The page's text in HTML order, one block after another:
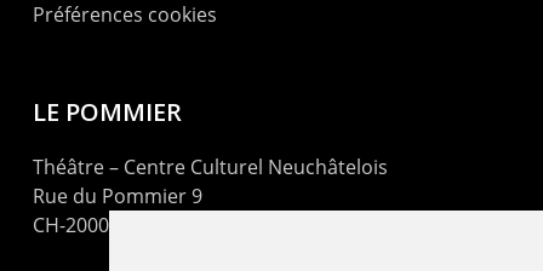
Préférences cookies
LE POMMIER
Théâtre – Centre Culturel Neuchâtelois
Rue du Pommier 9
CH-2000 Neuchâtel